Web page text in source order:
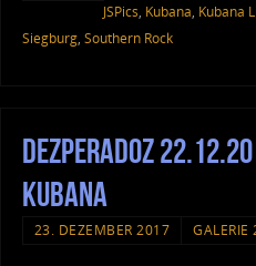
JSPics, Kubana, Kubana
Siegburg, Southern Rock
Dezperadoz
Kubana
23. DEZEMBER 2017 GALERIE